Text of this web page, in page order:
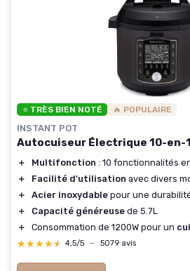
⭐ TRÈS BIEN NOTÉ 🔥 POPULAIRE
INSTANT POT
Autocuiseur Électrique 10-en-1
＋ Multifonction : 10 fonctionnalités
＋
Facilité d'utilisation avec divers
＋
Acier inoxydable pour une
＋
Capacité généreuse de 5.7L
＋
Consommation de 1200W pour un
★★★★★
★★★★★ 4,5/5 — 5079 avis